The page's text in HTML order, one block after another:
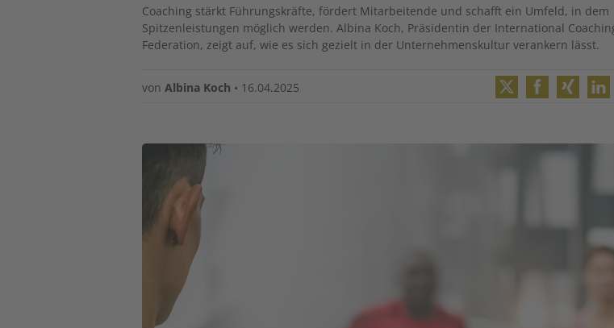
Coaching stärkt Führungskräfte, fördert Mitarbeitende und schafft ein Umfeld, in dem
Spitzenleistungen möglich werden. Albina Koch, Präsidentin der International
Federation, zeigt auf, wie es sich gezielt in der Unternehmenskultur verankern lässt.
von Albina Koch • 16.04.2025